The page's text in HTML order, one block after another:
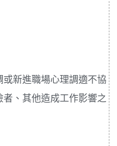
新進職場心理調適不協
、其他造成工作影響之